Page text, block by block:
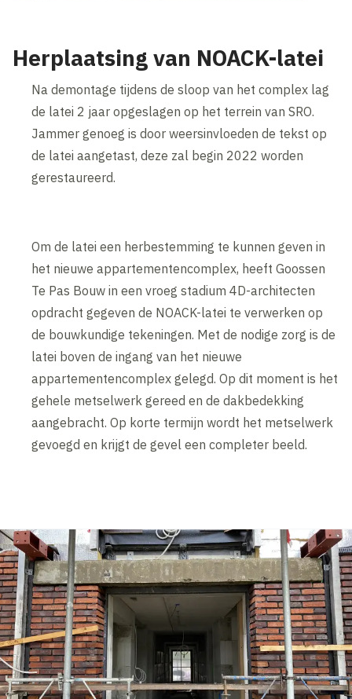
Herplaatsing van NOACK-latei
Na demontage tijdens de sloop van het complex lag
de latei 2 jaar opgeslagen op het terrein van SRO.
Jammer genoeg is door weersinvloeden de tekst op
de latei aangetast, deze zal begin 2022 worden
gerestaureerd.
Om de latei een herbestemming te kunnen geven in
het nieuwe appartementencomplex, heeft Goossen
Te Pas Bouw in een vroeg stadium 4D-architecten
opdracht gegeven de NOACK-latei te verwerken op
de bouwkundige tekeningen. Met de nodige zorg is de
latei boven de ingang van het nieuwe
appartementencomplex gelegd. Op dit moment is het
gehele metselwerk gereed en de dakbedekking
aangebracht. Op korte termijn wordt het metselwerk
gevoegd en krijgt de gevel een completer beeld.